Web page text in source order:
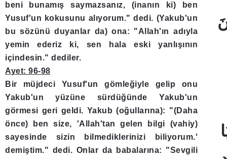
beni bunamış saymazsanız, (inanın ki) ben
Yusuf'un kokusunu alıyorum." dedi. (Yakub'un
bu sözünü duyanlar da) ona: "Allah'ın adıyla
yemin ederiz ki, sen hala eski yanlışının
içindesin." dediler.
Ayet: 96-98
Bir müjdeci Yusuf'un gömleğiyle gelip onu
Yakub'un yüzüne sürdüğünde Yakub'un
görmesi geri geldi. Yakub (oğullarına): "(Daha
önce) ben size, 'Allah'tan gelen bilgi (vahiy)
sayesinde sizin bilmediklerinizi biliyorum.'
demiştim." dedi. Onlar da babalarına: "Sevgili